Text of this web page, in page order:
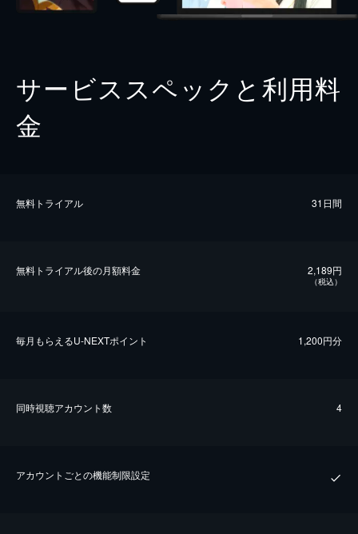
サービススペックと利用料
金
無料トライアル 31日間
無料トライアル後の⽉額料金 2,189円
（税込）
毎⽉もらえるU-NEXTポイント 1,200円分
同時視聴アカウント数 4
アカウントごとの機能制限設定